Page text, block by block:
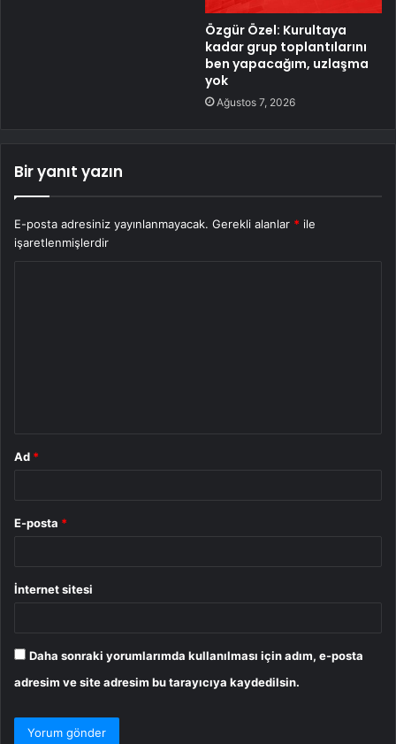
Özgür Özel: Kurultaya
kadar grup toplantılarını
ben yapacağım, uzlaşma
yok
Ağustos 7, 2026
Bir yanıt yazın
E-posta adresiniz yayınlanmayacak. Gerekli alanlar * ile
işaretlenmişlerdir
Ad *
E-posta *
İnternet sitesi
Daha sonraki yorumlarımda kullanılması için adım, e-posta
adresim ve site adresim bu tarayıcıya kaydedilsin.